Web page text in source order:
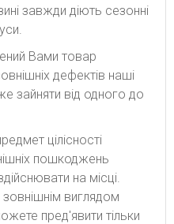
завжди діють сезонні
Вами товар
дефектів наші
зайняти від одного до
цілісності
пошкоджень
на місці.
зовнішнім виглядом
пред'явити тільки